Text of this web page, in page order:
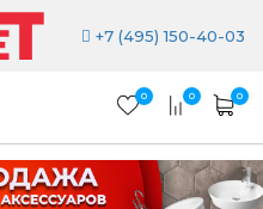
+7 (495) 150-40-03
0 0 0